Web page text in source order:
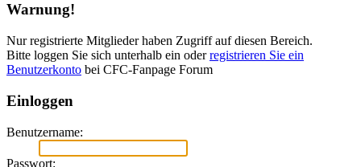
Warnung!
Nur registrierte Mitglieder haben Zugriff auf diesen Bereich.
Bitte loggen Sie sich unterhalb ein oderregistrieren Sie ein
Benutzerkonto bei CFC-Fanpage Forum
Einloggen
Benutzername:
Passwort: